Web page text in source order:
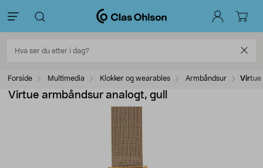
Forside Multimedia Klokker og wearables Armbåndsur Virtue
Virtue armbåndsur analogt, gull